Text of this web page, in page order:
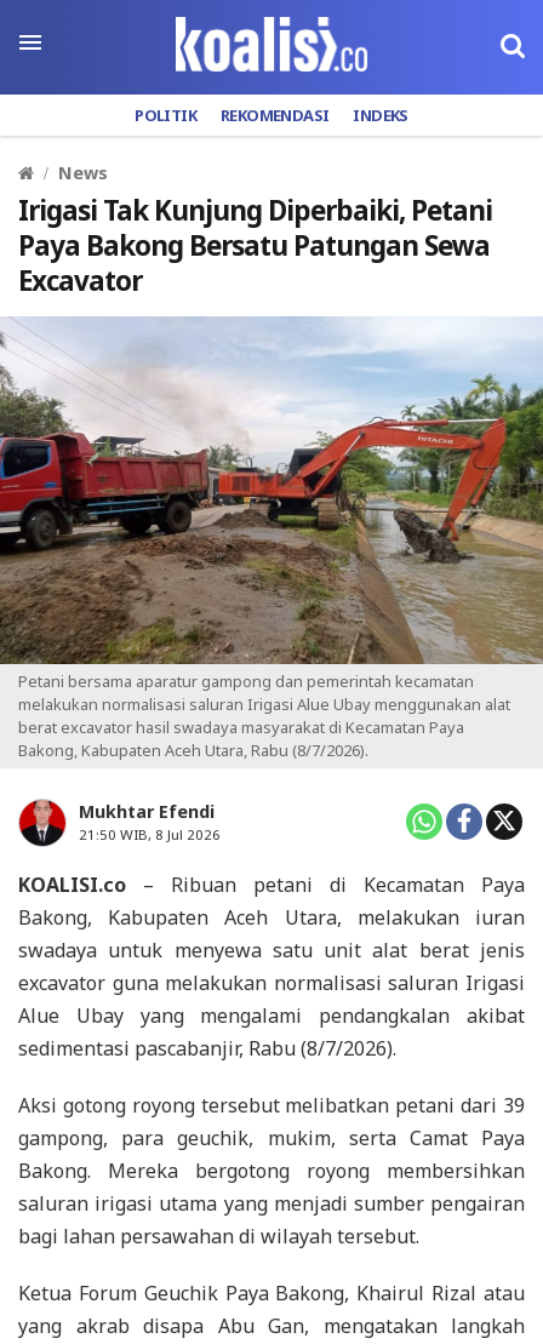
POLITIK REKOMENDASI INDEKS
News
Irigasi Tak Kunjung Diperbaiki, Petani
Paya Bakong Bersatu Patungan Sewa
Excavator
Petani bersama aparatur gampong dan pemerintah kecamatan
melakukan normalisasi saluran Irigasi Alue Ubay menggunakan alat
berat excavator hasil swadaya masyarakat di Kecamatan Paya
Bakong, Kabupaten Aceh Utara, Rabu (8/7/2026).
Mukhtar Efendi
21:50 WIB, 8 Jul 2026
KOALISI.co – Ribuan petani di Kecamatan Paya
Bakong, Kabupaten Aceh Utara, melakukan iuran
swadaya untuk menyewa satu unit alat berat jenis
excavator guna melakukan normalisasi saluran Irigasi
Alue Ubay yang mengalami pendangkalan akibat
sedimentasi pascabanjir, Rabu (8/7/2026).
Aksi gotong royong tersebut melibatkan petani dari 39
gampong, para geuchik, mukim, serta Camat Paya
Bakong. Mereka bergotong royong membersihkan
saluran irigasi utama yang menjadi sumber pengairan
bagi lahan persawahan di wilayah tersebut.
Ketua Forum Geuchik Paya Bakong, Khairul Rizal atau
yang akrab disapa Abu Gan, mengatakan langkah